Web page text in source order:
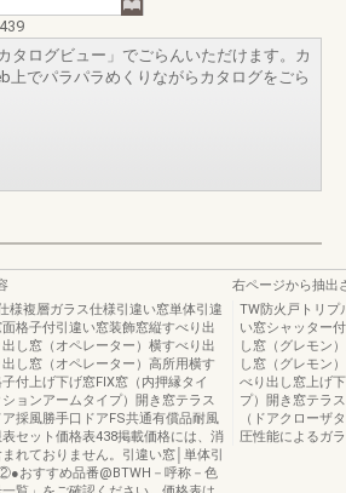
439
タログビュー」でごらんいただけます。カ
上でパラパラめくりながらカタログをごら
様複層ガラス仕様引違い窓単体引違
格子付引違い窓装飾窓縦すべり出
し窓（オペレーター）横すべり出
し窓（オペレーター）高所用横す
付上げ下げ窓FIX窓（内押縁タイ
ョンアームタイプ）開き窓テラス
ア採風勝手口ドアFS共通有償品耐風
セット価格表438掲載価格には、消
れておりません。引違い窓│単体引
おすすめ品番@BTWH－呼称－色
右ページから抽出
TW防火戸トリプ
い窓シャッター
し窓（グレモン
し窓（グレモン
べり出し窓上げ
プ）開き窓テラ
（ドアクローザ
圧性能によるガ